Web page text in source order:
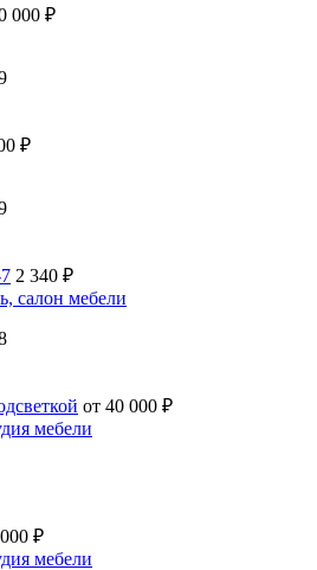
000 ₽
₽
2 340 ₽
салон мебели
от 40 000 ₽
мебели
₽
мебели